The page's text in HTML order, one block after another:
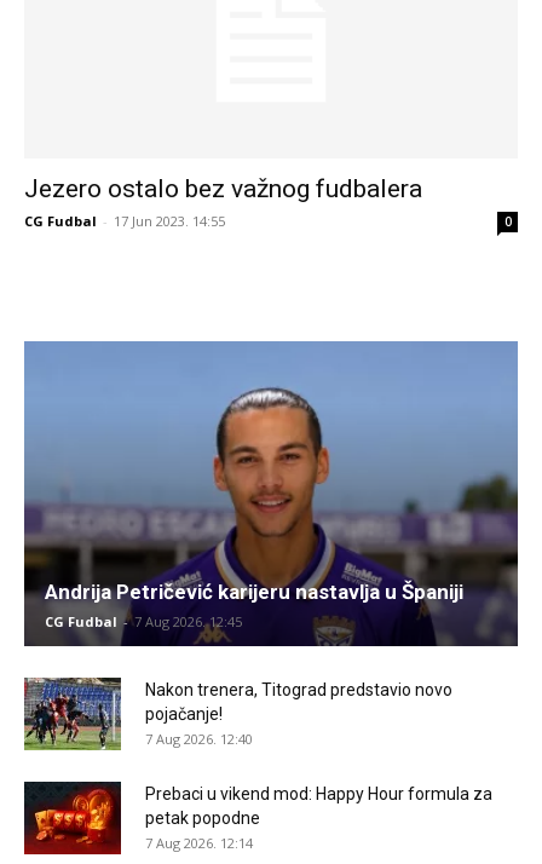
Jezero ostalo bez važnog fudbalera
CG Fudbal - 17 Jun 2023. 14:55 0
Andrija Petričević karijeru nastavlja u Španiji
CG Fudbal - 7 Aug 2026. 12:45
Nakon trenera, Titograd predstavio novo
pojačanje!
7 Aug 2026. 12:40
Prebaci u vikend mod: Happy Hour formula za
petak popodne
7 Aug 2026. 12:14